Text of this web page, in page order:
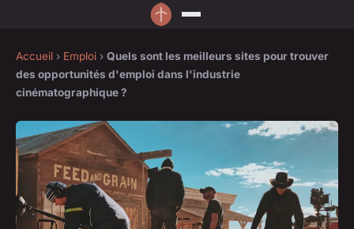
Accueil › Emploi › Quels sont les meilleurs sites pour trouver
des opportunités d'emploi dans l'industrie
cinématographique ?